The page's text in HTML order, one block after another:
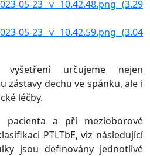
určujeme nejen
zástavy dechu ve spánku, ale i
léčby.
pacienta a při mezioborové
PTLTbE, viz následující
jsou definovány jednotlivé